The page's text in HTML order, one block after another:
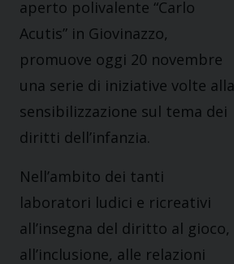
aperto polivalente “Carlo
Acutis” in Giovinazzo,
promuove oggi 20 novembre
una serie di iniziative volte alla
sensibilizzazione sul tema dei
diritti dell’infanzia.
Nell’ambito dei tanti
laboratori ludici e ricreativi
all’insegna del diritto al gioco,
all’inclusione, alle relazioni